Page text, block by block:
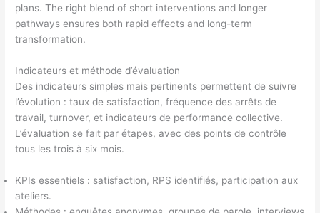
plans. The right blend of short interventions and longer
pathways ensures both rapid effects and long-term
transformation.
Indicateurs et méthode d’évaluation
Des indicateurs simples mais pertinents permettent de suivre
l’évolution : taux de satisfaction, fréquence des arrêts de
travail, turnover, et indicateurs de performance collective.
L’évaluation se fait par étapes, avec des points de contrôle
tous les trois à six mois.
KPIs essentiels : satisfaction, RPS identifiés, participation aux
ateliers.